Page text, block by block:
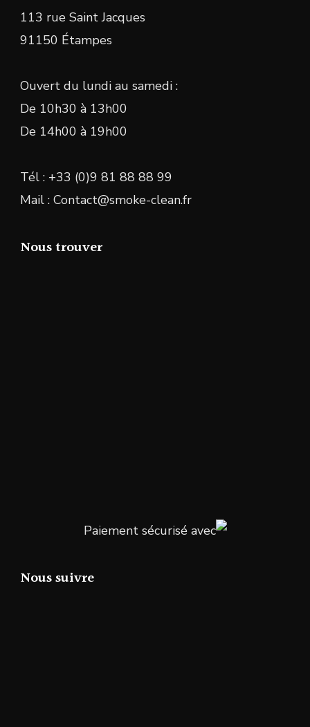
113 rue Saint Jacques
91150 Étampes
Ouvert du lundi au samedi :
De 10h30 à 13h00
De 14h00 à 19h00
Tél : +33 (0)9 81 88 88 99
Mail : Contact@smoke-clean.fr
Nous trouver
Paiement sécurisé avec
Nous suivre